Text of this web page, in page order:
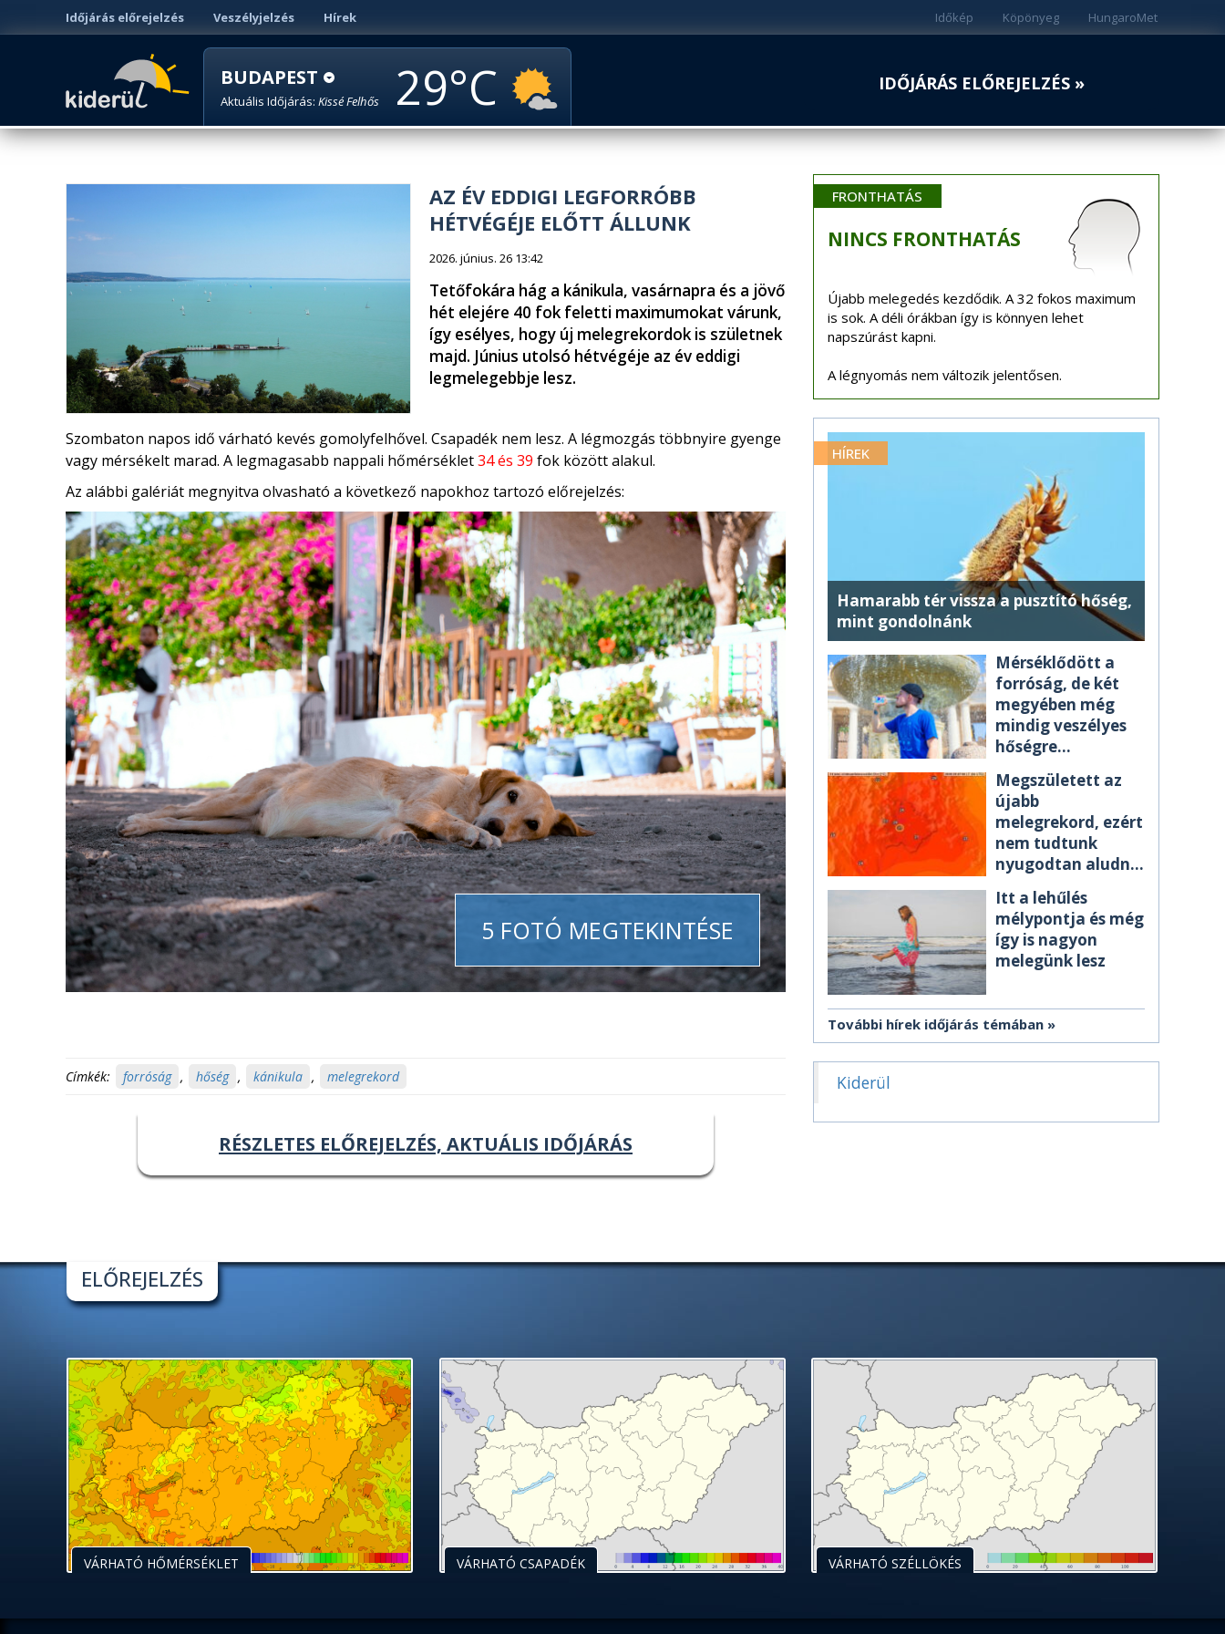
Időjárás előrejelzés Veszélyjelzés Hírek HungaroMet
Köpönyeg
Időkép
BUDAPEST
Aktuális Időjárás: Kissé Felhős 29 IDŐJÁRÁS ELŐREJELZÉS »
AZ ÉV EDDIGI LEGFORRÓBB
HÉTVÉGÉJE ELŐTT ÁLLUNK
2026. június. 26 13:42
Tetőfokára hág a kánikula, vasárnapra és a jövő
hét elejére 40 fok feletti maximumokat várunk,
így esélyes, hogy új melegrekordok is születnek
majd. Június utolsó hétvégéje az év eddigi
legmelegebbje lesz.
Szombaton napos idő várható kevés gomolyfelhővel. Csapadék nem lesz. A légmozgás többnyire gyenge
vagy mérsékelt marad. A legmagasabb nappali hőmérséklet34 és 39 fok között alakul.
Az alábbi galériát megnyitva olvasható a következő napokhoz tartozó előrejelzés:
5 FOTÓ MEGTEKINTÉSE
Címkék: forróság , hőség , kánikula , melegrekord
RÉSZLETES ELŐREJELZÉS, AKTUÁLIS IDŐJÁRÁS
FRONTHATÁS
NINCS FRONTHATÁS
Újabb melegedés kezdődik. A 32 fokos maximum
is sok. A déli órákban így is könnyen lehet
napszúrást kapni.
A légnyomás nem változik jelentősen.
HÍREK
Hamarabb tér vissza a pusztító hőség,
mint gondolnánk
Mérséklődött a
forróság, de két
megyében még
mindig veszélyes
hőségre
Megszületett az
újabb
melegrekord, ezért
nem tudtunk
nyugodtan aludni
Itt a lehűlés
mélypontja és még
így is nagyon
melegünk lesz
További hírek időjárás témában
Kiderül
ELŐREJELZÉS
VÁRHATÓ HŐMÉRSÉKLET VÁRHATÓ CSAPADÉK VÁRHATÓ SZÉLLÖKÉS